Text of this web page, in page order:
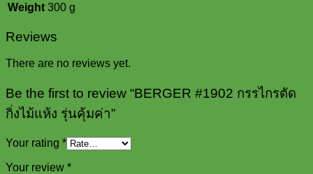
Weight 300 g
Reviews
There are no reviews yet.
Be the first to review “BERGER #1902 กรรไกรตัด
กิ่งไม้แห้ง รุ่นคุ้มค่า”
Your rating *
Your review *